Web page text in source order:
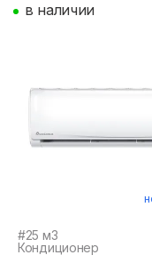
#25 м3
Кондиционер
в наличии